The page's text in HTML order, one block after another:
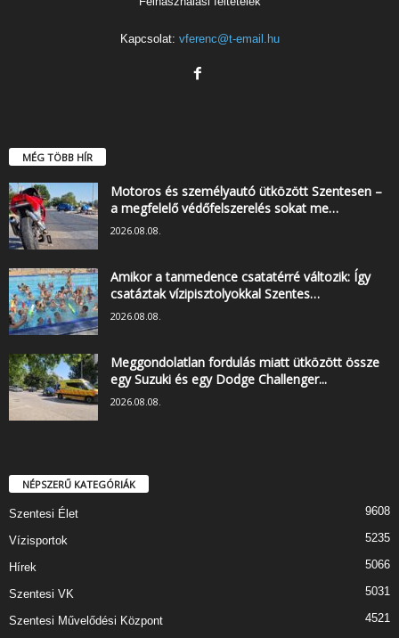
Kapcsolat: vferenc@t-email.hu
MÉG TÖBB HÍR
Motoros és személyautó ütközött Szentesen –
a megfelelő védőfelszerelés sokat me…
2026.08.08.
Amikor a tanmedence csatatérré változik: Így
csatáztak vízipisztolyokkal Szentes…
2026.08.08.
Meggondolatlan fordulás miatt ütközött össze
egy Suzuki és egy Dodge Challenger...
2026.08.08.
NÉPSZERŰ KATEGÓRIÁK
Szentesi Élet 9608
Vízisportok 5235
Hírek 5066
Szentesi VK 5031
Szentesi Művelődési Központ
4521